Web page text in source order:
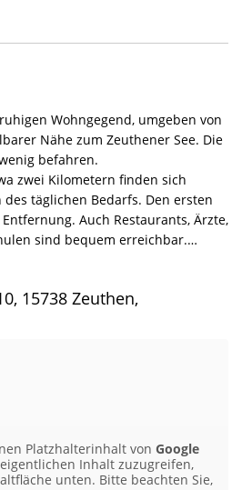
Wohngegend, umgeben von
Nähe zum Zeuthener See. Die
befahren.
zwei Kilometern finden sich
täglichen Bedarfs. Den ersten
Auch Restaurants, Ärzte,
sind bequem erreichbar.
Nahverkehr ist gut: Der
Mit dem Auto beträgt die
etwa 20 Minuten, zu den Gropius
Landschaft. Die Lage der
die Ruhe einer naturnahen
15738 Zeuthen,
Platzhalterinhalt von Google
Inhalt zuzugreifen,
unten. Bitte beachten Sie,